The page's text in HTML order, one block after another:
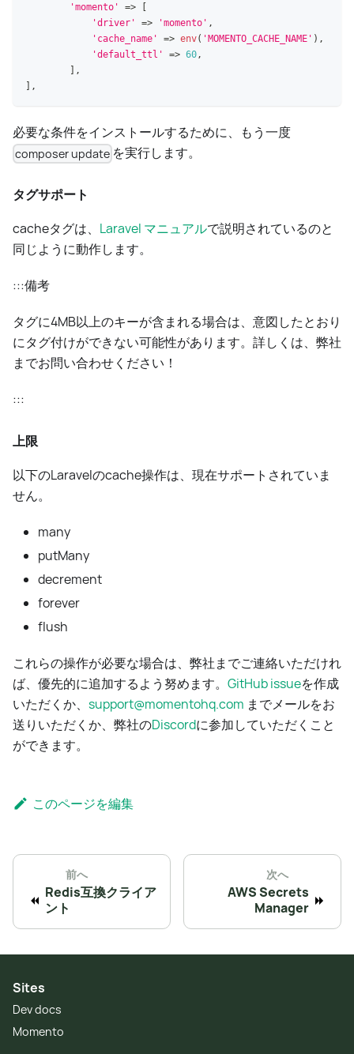
'momento'
=>
[
'driver'
=> 'momento' ,
'cache_name'
=> env( 'MOMENTO_CACHE_NAME' ) ,
'default_ttl'
=> 60 ,
] ,
] ,
必要な条件をインストールするために、もう一度
composer update を実行します。
タグサポート
cacheタグは、 Laravel マニュアルで説明されているのと
同じように動作します。
:::備考
タグに4MB以上のキーが含まれる場合は、意図したとおり
にタグ付けができない可能性があります。詳しくは、弊社
までお問い合わせください！
:::
上限
以下のLaravelのcache操作は、現在サポートされていま
せん。
many
putMany
decrement
forever
flush
これらの操作が必要な場合は、弊社までご連絡いただけれ
ば、優先的に追加するよう努めます。 GitHub issueを作成
いただくか、 support@momentohq.com までメールをお
送りいただくか、弊社のDiscordに参加していただくこと
ができます。
このページを編集
前へ
Redis互換クライア
ント
次へ
AWS Secrets
Manager
Sites
Dev docs
Momento